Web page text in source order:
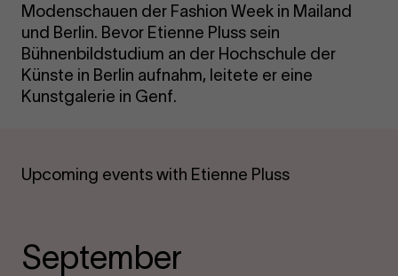
Modenschauen der Fashion Week in Mailand
und Berlin. Bevor Etienne Pluss sein
Bühnenbildstudium an der Hochschule der
Künste in Berlin aufnahm, leitete er eine
Kunstgalerie in Genf.
Upcoming events with Etienne Pluss
September